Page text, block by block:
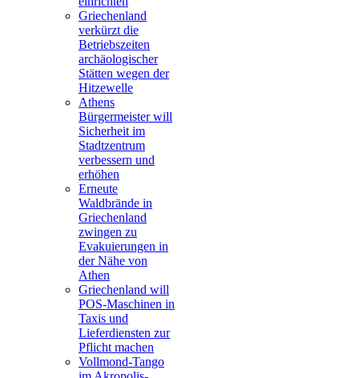
Griechenland
verkürzt die
Betriebszeiten
archäologischer
Stätten wegen der
Hitzewelle
Athens
Bürgermeister will
Sicherheit im
Stadtzentrum
verbessern und
erhöhen
Erneute
Waldbrände in
Griechenland
zwingen zu
Evakuierungen in
der Nähe von
Athen
Griechenland will
POS-Maschinen in
Taxis und
Lieferdiensten zur
Pflicht machen
Vollmond-Tango